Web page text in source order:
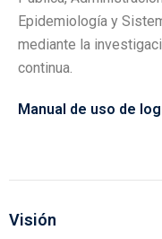
Epidemiología y
mediante la
continua.
Manual de uso de
Visión